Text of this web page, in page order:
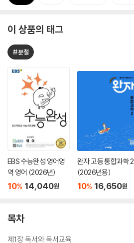
이 상품의 태그
#분철
EBS 수능완성 영어영
역 영어 (2026년)
10% 14,040원
완자 고등 통합과학 2
(2026년용)
10% 16,650원
목차
제1장 독서와 독서교육